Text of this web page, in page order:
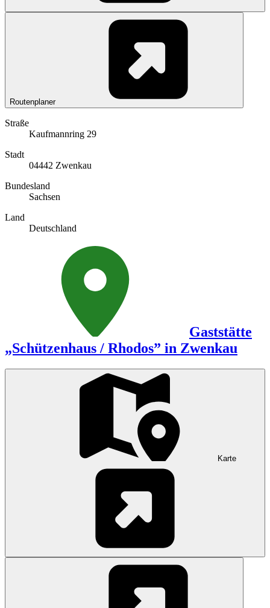
Routenplaner
Straße
Kaufmannring 29
Stadt
04442 Zwenkau
Bundesland
Sachsen
Land
Deutschland
Gaststätte
„Schützenhaus / Rhodos” in Zwenkau
Karte